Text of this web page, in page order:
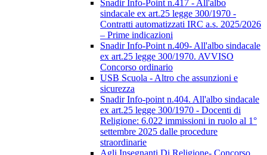
Snadir Info-Point n.417 - All'albo
sindacale ex art.25 legge 300/1970 -
Contratti automatizzati IRC a.s. 2025/2026
– Prime indicazioni
Snadir Info-Point n.409- All'albo sindacale
ex art.25 legge 300/1970. AVVISO
Concorso ordinario
USB Scuola - Altro che assunzioni e
sicurezza
Snadir Info-point n.404. All'albo sindacale
ex art.25 legge 300/1970 - Docenti di
Religione: 6.022 immissioni in ruolo al 1°
settembre 2025 dalle procedure
straordinarie